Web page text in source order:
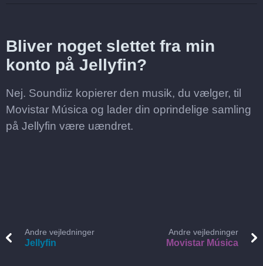
Bliver noget slettet fra min
konto på Jellyfin?
Nej. Soundiiz kopierer den musik, du vælger, til
Movistar Música og lader din oprindelige samling
på Jellyfin være uændret.
Andre vejledninger
Jellyfin
Andre vejledninger
Movistar Música